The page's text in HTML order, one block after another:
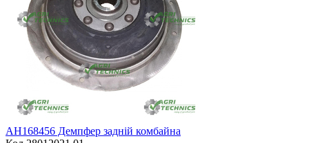
AH168456 Демпфер задній комбайна